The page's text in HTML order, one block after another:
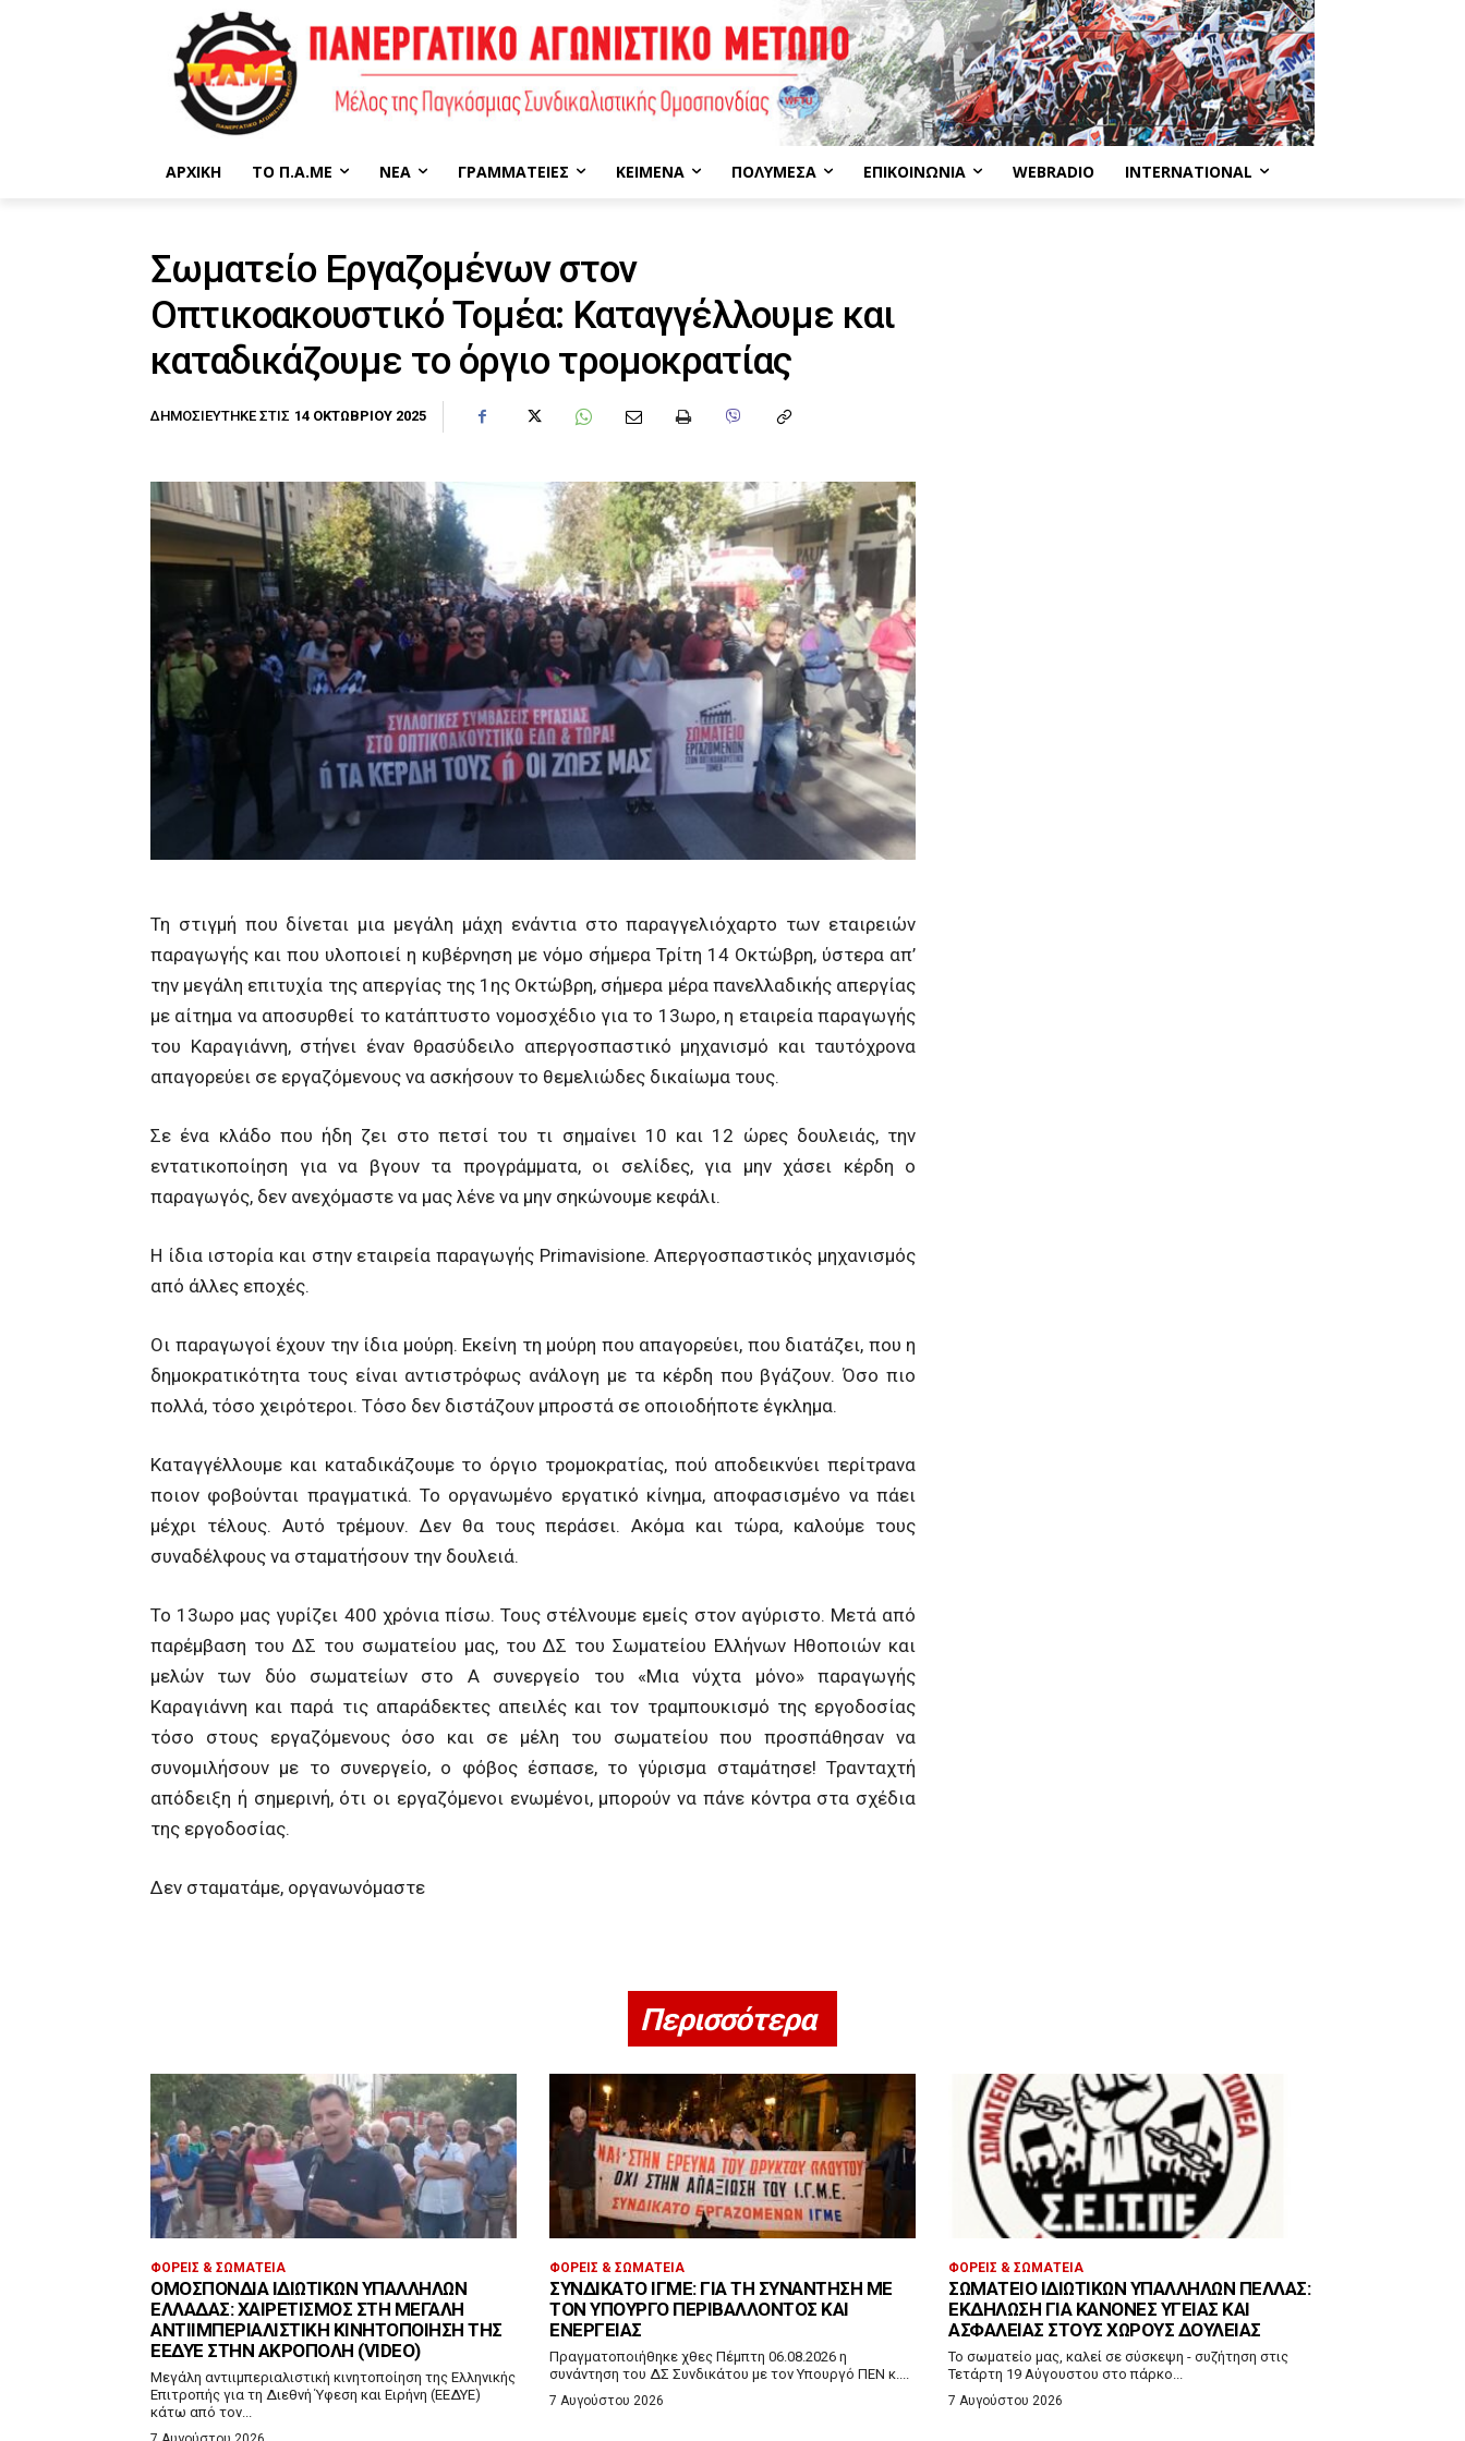
ΑΡΧΙΚΉ ΤΟ Π.Α.ΜΕ ΝΈΑ ΓΡΑΜΜΑΤΕΊΕΣ ΚΕΊΜΕΝΑ ΠΟΛΥΜΈΣΑ ΕΠΙΚΟΙΝΩΝΊΑ WEBRADIO INTERNATIONAL
Σωματείο Εργαζομένων στον
Οπτικοακουστικό Τομέα: Καταγγέλλουμε και
καταδικάζουμε το όργιο τρομοκρατίας
ΔΗΜΟΣΙΕΎΤΗΚΕ ΣΤΙΣ 14 ΟΚΤΩΒΡΊΟΥ 2025
Τη στιγμή που δίνεται μια μεγάλη μάχη ενάντια στο παραγγελιόχαρτο των εταιρειών
παραγωγής και που υλοποιεί η κυβέρνηση με νόμο σήμερα Τρίτη 14 Οκτώβρη, ύστερα απ’
την μεγάλη επιτυχία της απεργίας της 1ης Οκτώβρη, σήμερα μέρα πανελλαδικής απεργίας
με αίτημα να αποσυρθεί το κατάπτυστο νομοσχέδιο για το 13ωρο, η εταιρεία παραγωγής
του Καραγιάννη, στήνει έναν θρασύδειλο απεργοσπαστικό μηχανισμό και ταυτόχρονα
απαγορεύει σε εργαζόμενους να ασκήσουν το θεμελιώδες δικαίωμα τους.
Σε ένα κλάδο που ήδη ζει στο πετσί του τι σημαίνει 10 και 12 ώρες δουλειάς, την
εντατικοποίηση για να βγουν τα προγράμματα, οι σελίδες, για μην χάσει κέρδη ο
παραγωγός, δεν ανεχόμαστε να μας λένε να μην σηκώνουμε κεφάλι.
Η ίδια ιστορία και στην εταιρεία παραγωγής Primavisione. Απεργοσπαστικός μηχανισμός
από άλλες εποχές.
Οι παραγωγοί έχουν την ίδια μούρη. Εκείνη τη μούρη που απαγορεύει, που διατάζει, που η
δημοκρατικότητα τους είναι αντιστρόφως ανάλογη με τα κέρδη που βγάζουν. Όσο πιο
πολλά, τόσο χειρότεροι. Τόσο δεν διστάζουν μπροστά σε οποιοδήποτε έγκλημα.
Καταγγέλλουμε και καταδικάζουμε το όργιο τρομοκρατίας, πού αποδεικνύει περίτρανα
ποιον φοβούνται πραγματικά. Το οργανωμένο εργατικό κίνημα, αποφασισμένο να πάει
μέχρι τέλους. Αυτό τρέμουν. Δεν θα τους περάσει. Ακόμα και τώρα, καλούμε τους
συναδέλφους να σταματήσουν την δουλειά.
Το 13ωρο μας γυρίζει 400 χρόνια πίσω. Τους στέλνουμε εμείς στον αγύριστο. Μετά από
παρέμβαση του ΔΣ του σωματείου μας, του ΔΣ του Σωματείου Ελλήνων Ηθοποιών και
μελών των δύο σωματείων στο Α συνεργείο του «Μια νύχτα μόνο» παραγωγής
Καραγιάννη και παρά τις απαράδεκτες απειλές και τον τραμπουκισμό της εργοδοσίας
τόσο στους εργαζόμενους όσο και σε μέλη του σωματείου που προσπάθησαν να
συνομιλήσουν με το συνεργείο, ο φόβος έσπασε, το γύρισμα σταμάτησε! Τρανταχτή
απόδειξη ή σημερινή, ότι οι εργαζόμενοι ενωμένοι, μπορούν να πάνε κόντρα στα σχέδια
της εργοδοσίας.
Δεν σταματάμε, οργανωνόμαστε
Περισσότερα
ΦΟΡΕΊΣ & ΣΩΜΑΤΕΊΑ
ΟΜΟΣΠΟΝΔΊΑ ΙΔΙΩΤΙΚΏΝ ΥΠΑΛΛΉΛΩΝ
ΕΛΛΆΔΑΣ: ΧΑΙΡΕΤΙΣΜΌΣ ΣΤΗ ΜΕΓΆΛΗ
ΑΝΤΙΙΜΠΕΡΙΑΛΙΣΤΙΚΉ ΚΙΝΗΤΟΠΟΊΗΣΗ ΤΗΣ
ΕΕΔΥΕ ΣΤΗΝ ΑΚΡΌΠΟΛΗ (VIDEO)
Μεγάλη αντιιμπεριαλιστική κινητοποίηση της Ελληνικής
Επιτροπής για τη Διεθνή Ύφεση και Ειρήνη (ΕΕΔΥΕ)
κάτω από τον...
ΦΟΡΕΊΣ & ΣΩΜΑΤΕΊΑ
ΣΥΝΔΙΚΆΤΟ ΙΓΜΕ: ΓΙΑ ΤΗ ΣΥΝΆΝΤΗΣΗ ΜΕ
ΤΟΝ ΥΠΟΥΡΓΌ ΠΕΡΙΒΆΛΛΟΝΤΟΣ ΚΑΙ
ΕΝΈΡΓΕΙΑΣ
Πραγματοποιήθηκε χθες Πέμπτη 06.08.2026 η
συνάντηση του ΔΣ Συνδικάτου με τον Υπουργό ΠΕΝ κ....
7 Αυγούστου 2026
ΦΟΡΕΊΣ & ΣΩΜΑΤΕΊΑ
ΣΩΜΑΤΕΊΟ ΙΔΙΩΤΙΚΏΝ ΥΠΑΛΛΉΛΩΝ ΠΈΛΛΑΣ:
ΕΚΔΉΛΩΣΗ ΓΙΑ ΚΑΝΌΝΕΣ ΥΓΕΊΑΣ ΚΑΙ
ΑΣΦΆΛΕΙΑΣ ΣΤΟΥΣ ΧΏΡΟΥΣ ΔΟΥΛΕΙΆΣ
Το σωματείο μας, καλεί σε σύσκεψη - συζήτηση στις
Τετάρτη 19 Αύγουστου στο πάρκο...
7 Αυγούστου 2026